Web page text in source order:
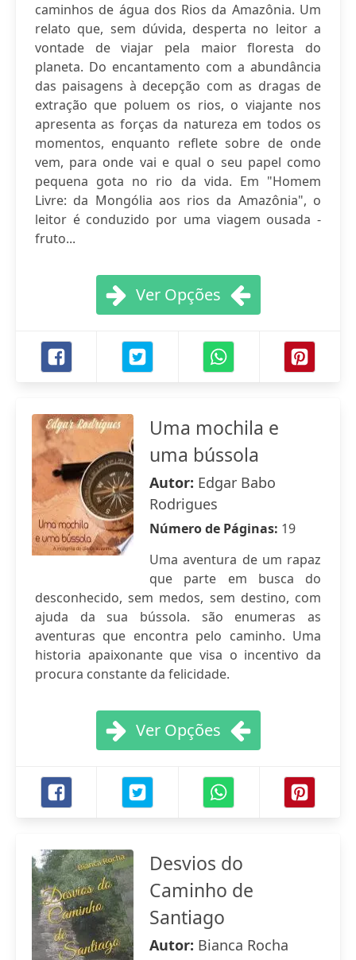
caminhos de água dos Rios da Amazônia. Um
relato que, sem dúvida, desperta no leitor a
vontade de viajar pela maior floresta do
planeta. Do encantamento com a abundância
das paisagens à decepção com as dragas de
extração que poluem os rios, o viajante nos
apresenta as forças da natureza em todos os
momentos, enquanto reflete sobre de onde
vem, para onde vai e qual o seu papel como
pequena gota no rio da vida. Em "Homem
Livre: da Mongólia aos rios da Amazônia", o
leitor é conduzido por uma viagem ousada -
fruto...
Ver Opções
Uma mochila e
uma bússola
Autor: Edgar Babo
Rodrigues
Número de Páginas: 19
Uma aventura de um rapaz
que parte em busca do
desconhecido, sem medos, sem destino, com
ajuda da sua bússola. são enumeras as
aventuras que encontra pelo caminho. Uma
historia apaixonante que visa o incentivo da
procura constante da felicidade.
Ver Opções
Desvios do
Caminho de
Santiago
Autor: Bianca Rocha